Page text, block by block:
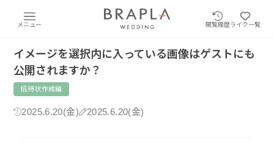
メニュー 閲覧履歴ライク一覧
イメージを選択内に入っている画像はゲストにも
公開されますか？
招待状作成編
2025.6.20(金) 2025.6.20(金)